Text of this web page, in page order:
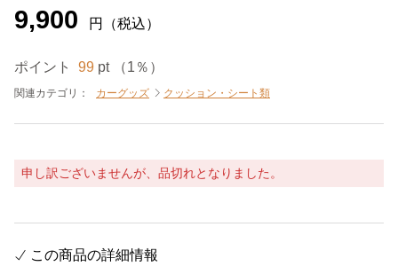
9,900 円（税込）
ポイント 99 pt （1％）
関連カテゴリ： カーグッズ クッション・シート類
申し訳ございませんが、品切れとなりました。
この商品の詳細情報